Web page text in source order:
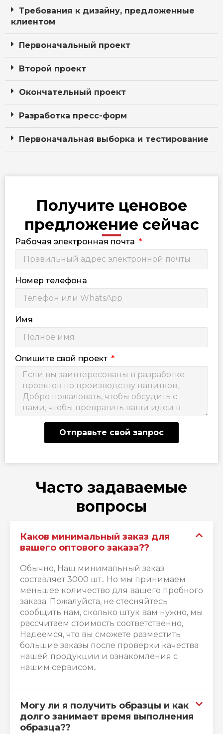
Требования к дизайну, предложенные
клиентом
Первоначальный проект
Второй проект
Окончательный проект
Разработка пресс-форм
Первоначальная выборка и тестирование
Получите ценовое
предложение сейчас
Рабочая электронная почта
Номер телефона
Имя
Опишите свой проект
Отправьте свой запрос
Часто задаваемые
вопросы
Каков минимальный заказ для
вашего оптового заказа??
Обычно, Наш минимальный заказ
составляет 3000 шт.. Но мы принимаем
меньшее количество для вашего пробного
заказа. Пожалуйста, не стесняйтесь
сообщить нам, сколько штук вам нужно, мы
рассчитаем стоимость соответственно,
Надеемся, что вы сможете разместить
большие заказы после проверки качества
нашей продукции и ознакомления с
нашим сервисом..
Могу ли я получить образцы и как
долго занимает время выполнения
образца??